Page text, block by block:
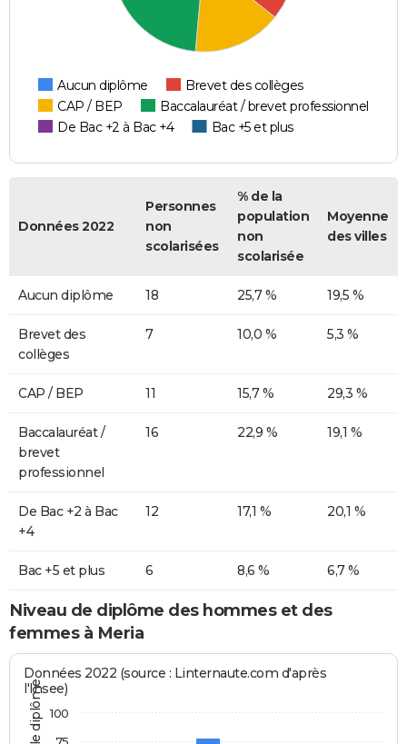
Aucun diplôme
Brevet des collèges
CAP / BEP
Baccalauréat / brevet professionnel
De Bac +2 à Bac +4
Bac +5 et plus
Données 2022
Personnes
non
scolarisées
% de la
population
non
scolarisée
Moyenne
des villes
Aucun diplôme 18 25,7 % 19,5 %
Brevet des
collèges
7 10,0 % 5,3 %
CAP / BEP 11 15,7 % 29,3 %
Baccalauréat /
brevet
professionnel
16 22,9 % 19,1 %
De Bac +2 à Bac
+4
12 17,1 % 20,1 %
Bac +5 et plus 6 8,6 % 6,7 %
Niveau de diplôme des hommes et des
femmes à Meria
Données 2022 (source : Linternaute.com d'après
l'Insee)
75
100